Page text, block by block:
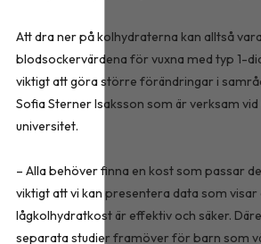
Att dra ner på kolhydraterna kan alltså
blodsockervärdena för vuxna med typ 1-
viktigt att göra större förändringar i
Sofia Sterner Isaksson som är verksam
universitet.
– Alla behöver finna en kost som passar
viktigt att vi kan presentera data som visar
lågkolhydratkost är effektiv och säker.
separata studier framöver för barn som